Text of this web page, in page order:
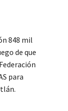
848 mil
de que
para